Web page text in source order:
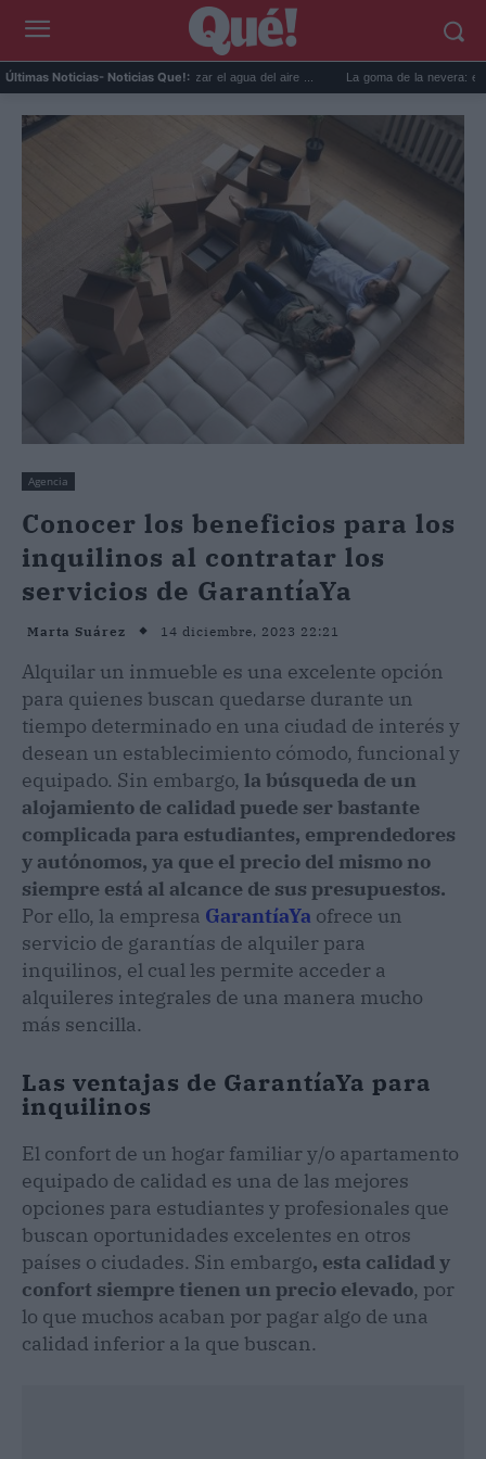
Últimas Noticias- Noticias Que!:
6 usos prácticos para reutilizar el agua del aire ... La goma de la nevera: el truco
Agencia
Conocer los beneficios para los
inquilinos al contratar los
servicios de GarantíaYa
Marta Suárez 14 diciembre, 2023 22:21
Alquilar un inmueble es una excelente opción
para quienes buscan quedarse durante un
tiempo determinado en una ciudad de interés y
desean un establecimiento cómodo, funcional y
equipado. Sin embargo, la búsqueda de un
alojamiento de calidad puede ser bastante
complicada para estudiantes, emprendedores
y autónomos, ya que el precio del mismo no
siempre está al alcance de sus presupuestos.
Por ello, la empresa GarantíaYa ofrece un
servicio de garantías de alquiler para
inquilinos, el cual les permite acceder a
alquileres integrales de una manera mucho
más sencilla.
Las ventajas de GarantíaYa para
inquilinos
El confort de un hogar familiar y/o apartamento
equipado de calidad es una de las mejores
opciones para estudiantes y profesionales que
buscan oportunidades excelentes en otros
países o ciudades. Sin embargo, esta calidad y
confort siempre tienen un precio elevado, por
lo que muchos acaban por pagar algo de una
calidad inferior a la que buscan.